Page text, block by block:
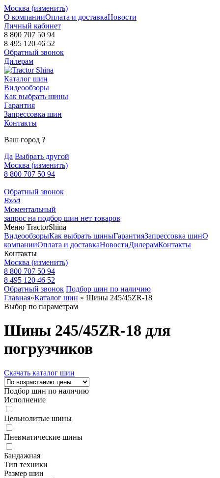
Москва (изменить)
О компанииОплата и доставкаНовости
Личный кабинет
8 800 707 50 94
8 495 120 46 52
Обратный звонок
Дилерам
Каталог шин
Видеообзоры
Как выбрать шины
Гарантия
Запрессовка шин
Контакты
Ваш город ?
Да Выбрать другой
Москва (изменить)
8 800 707 50 94
Обратный звонок
Вход
Моментальный
запрос на подбор шин нет товаров
Меню TractorShina
ВидеообзорыКак выбрать шиныГарантияЗапрессовка шинО
компанииОплата и доставкаНовостиДилерамКонтакты
Контакты
Москва (изменить)
8 800 707 50 94
8 495 120 46 52
Обратный звонок Подбор шин по наличию
Главная»Каталог шин » Шины 245/45ZR-18
Выбор по параметрам
Шины 245/45ZR-18 для
погрузчиков
Скачать каталог шин
Подбор шин по наличию
Исполнение
Цельнолитые шины
Пневматические шины
Бандажная
Тип техники
Размер шин